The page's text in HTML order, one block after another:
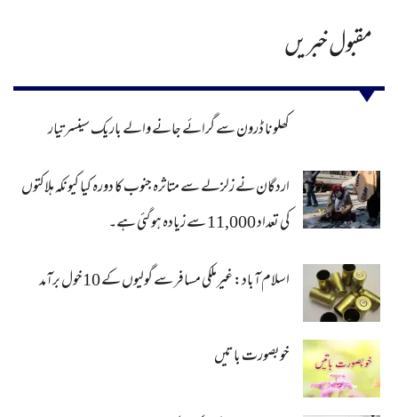
مقبول خبریں
کھلونا ڈرون سے گرائے جانے والے باریک سینسر تیار
اردگان نے زلزلے سے متاثرہ جنوب کا دورہ کیا کیونکہ ہلاکتوں
کی تعداد 11,000 سے زیادہ ہو گئی ہے۔
اسلام آباد: غیرملکی مسافر سے گولیوں کے 10خول برآمد
خوبصورت باتیں